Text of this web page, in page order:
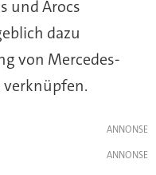
und Arocs
dazu
von Mercedes-
verknüpfen.